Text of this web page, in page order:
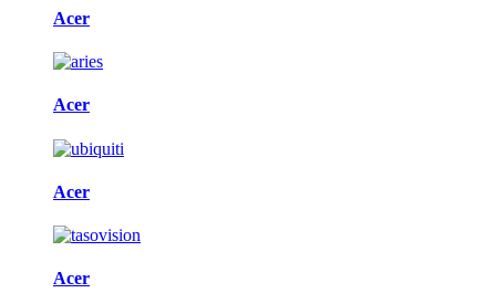
Acer
Acer
Acer
Acer